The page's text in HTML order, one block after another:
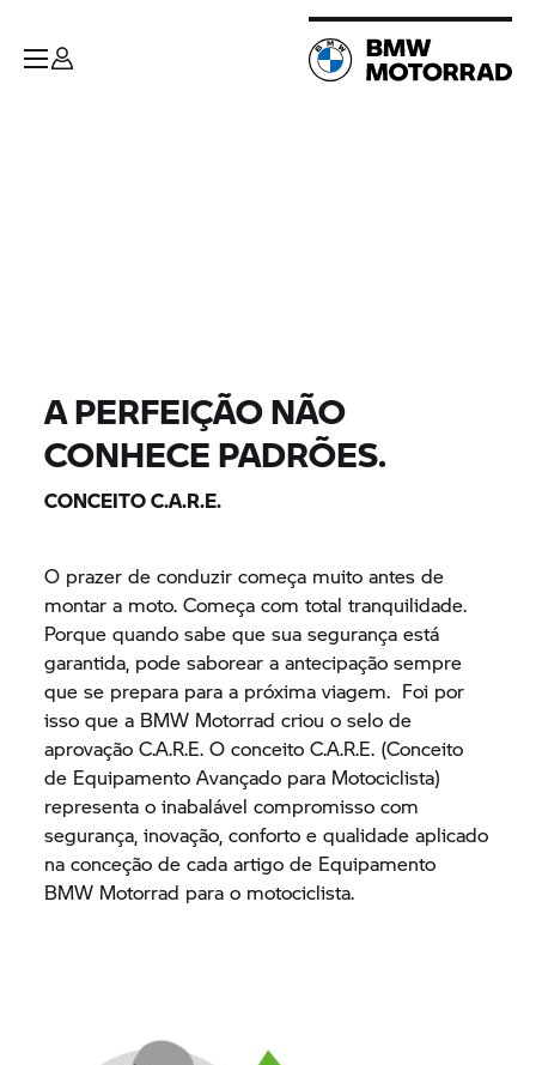
A PERFEIÇÃO NÃO
CONHECE PADRÕES.
CONCEITO C.A.R.E.
O prazer de conduzir começa muito antes de
montar a moto. Começa com total tranquilidade.
Porque quando sabe que sua segurança está
garantida, pode saborear a antecipação sempre
que se prepara para a próxima viagem. Foi por
isso que a BMW Motorrad criou o selo de
aprovação C.A.R.E. O conceito C.A.R.E. (Conceito
de Equipamento Avançado para Motociclista)
representa o inabalável compromisso com
segurança, inovação, conforto e qualidade aplicado
na conceção de cada artigo de Equipamento
BMW Motorrad para o motociclista.